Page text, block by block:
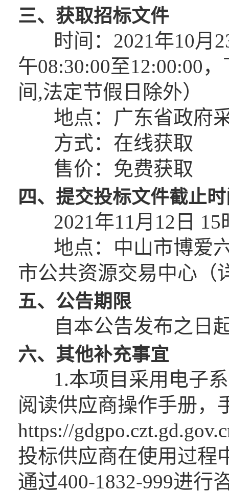
三、获取招标文件
时间：2021年10月
午08:30:00至12:00:00
间,法定节假日除外）
地点：广东省政府采
方式：在线获取
售价：免费获取
四、提交投标文件截止
2021年11月12日 15
地点：中山市博爱六
市公共资源交易中心（
五、公告期限
自本公告发布之日
六、其他补充事宜
1.本项目采用电子系
阅读供应商操作手册，
https://
投标供应商在使用过程
通过400-1832-999进行